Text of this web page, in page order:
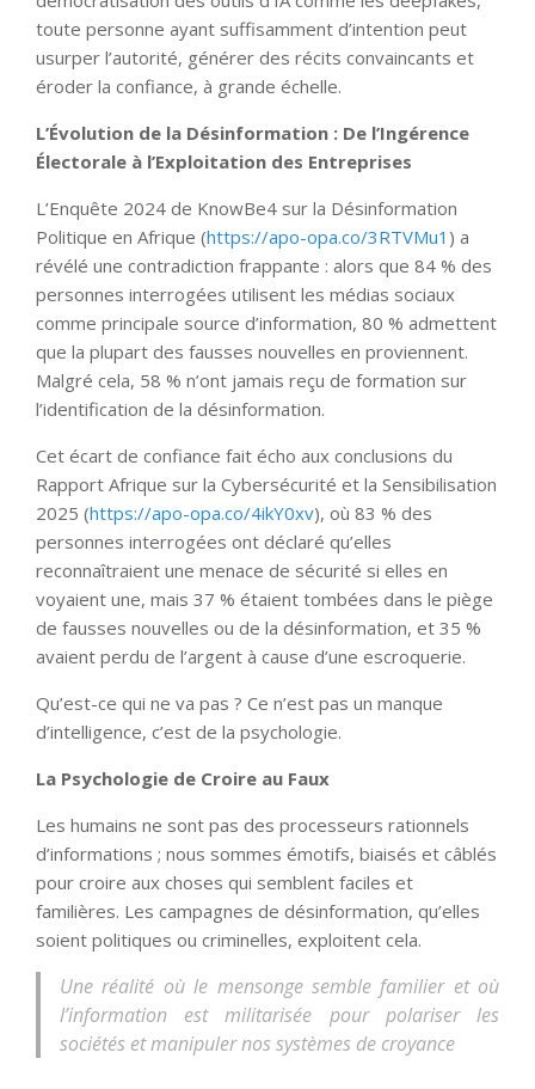
toute personne ayant suffisamment d’intention peut
usurper l’autorité, générer des récits convaincants et
éroder la confiance, à grande échelle.
L’Évolution de la Désinformation : De l’Ingérence
Électorale à l’Exploitation des Entreprises
L’Enquête 2024 de KnowBe4 sur la Désinformation
Politique en Afrique (https://apo-opa.co/3RTVMu1 ) a
révélé une contradiction frappante : alors que 84 % des
personnes interrogées utilisent les médias sociaux
comme principale source d’information, 80 % admettent
que la plupart des fausses nouvelles en proviennent.
Malgré cela, 58 % n’ont jamais reçu de formation sur
l’identification de la désinformation.
Cet écart de confiance fait écho aux conclusions du
Rapport Afrique sur la Cybersécurité et la Sensibilisation
2025 (https://apo-opa.co/4ikY0xv), où 83 % des
personnes interrogées ont déclaré qu’elles
reconnaîtraient une menace de sécurité si elles en
voyaient une, mais 37 % étaient tombées dans le piège
de fausses nouvelles ou de la désinformation, et 35 %
avaient perdu de l’argent à cause d’une escroquerie.
Qu’est-ce qui ne va pas ? Ce n’est pas un manque
d’intelligence, c’est de la psychologie.
La Psychologie de Croire au Faux
Les humains ne sont pas des processeurs rationnels
d’informations ; nous sommes émotifs, biaisés et câblés
pour croire aux choses qui semblent faciles et
familières. Les campagnes de désinformation, qu’elles
soient politiques ou criminelles, exploitent cela.
Une réalité où le mensonge semble familier et où
l’information est militarisée pour polariser les
sociétés et manipuler nos systèmes de croyance